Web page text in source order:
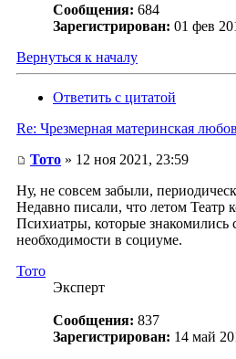
Сообщения: 684
Зарегистрирован: 01 фев
Вернуться к началу
Ответить с цитатой
Re: Чрезмерная материнская
Тото » 12 ноя 2021, 23:59
Ну, не совсем забыли,
Недавно писали, что летом Театр
Психиатры, которые знакомились
необходимости в социуме.
Тото
Эксперт
Сообщения: 837
Зарегистрирован: 14 май